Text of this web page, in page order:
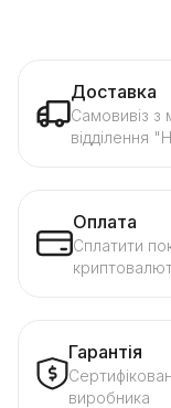
Доставка
Самовивіз з
відділення
Оплата
Сплатити
Гарантія
виробника